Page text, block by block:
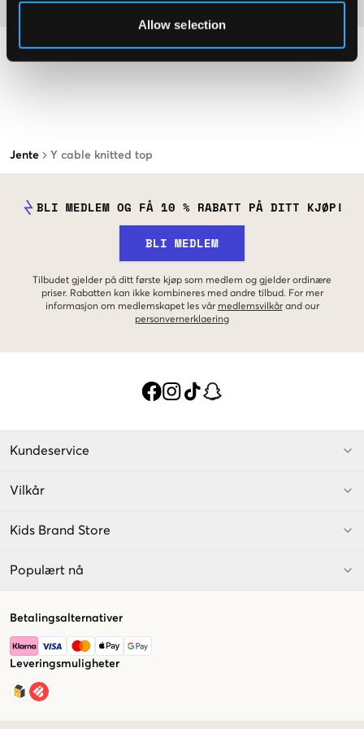
Allow selection
Jente Y cable knitted top
Materiale
BLI MEDLEM OG FÅ 10 % RABATT PÅ DITT KJØP!
BLI MEDLEM
Tilbudet gjelder på ditt første kjøp som medlem og gjelder ordinære
priser. Rabatten kan ikke kombineres med andre tilbud. For mer
informasjon om medlemskapet les vår medlemsvilkår and our
personvernerklaering
Kundeservice
Vilkår
Kids Brand Store
Populært nå
Betalingsalternativer
Leveringsmuligheter